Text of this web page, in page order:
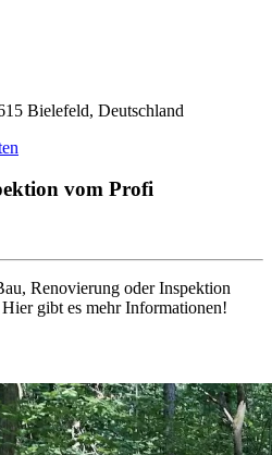
Bielefeld, Deutschland
vom Profi
Renovierung oder Inspektion
gibt es mehr Informationen!